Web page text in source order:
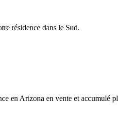
résidence dans le Sud.
en Arizona en vente et accumulé